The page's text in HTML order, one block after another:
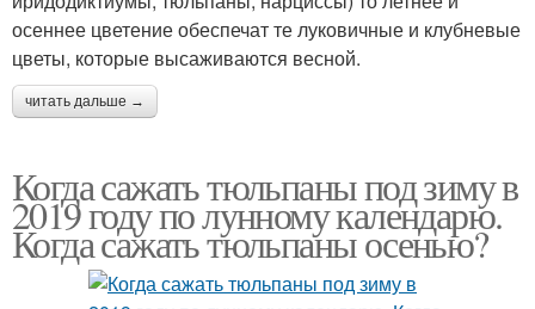
осеннее цветение обеспечат те луковичные и клубневые
цветы, которые высаживаются весной.
читать дальше →
Когда сажать тюльпаны под зиму в
2019 году по лунному календарю.
Когда сажать тюльпаны осенью?